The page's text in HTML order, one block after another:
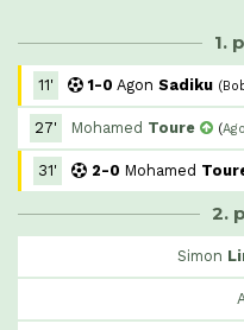
1.
11' 1-0 Agon Sadiku (
27' Mohamed Toure (
31' 2-0 Mohamed
2.
Simon